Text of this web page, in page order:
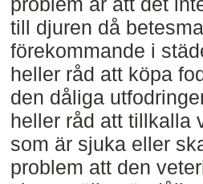
till djuren då
förekommande i
heller råd att köpa
den dåliga
heller råd att tillkalla
som är sjuka eller
problem att den